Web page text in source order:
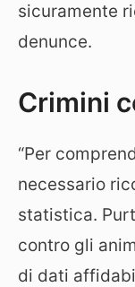
sicuramente
denunce.
Crimini
“Per
necessario
statistica.
contro gli
di dati